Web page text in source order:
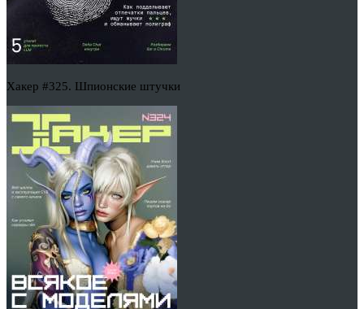
Хакер #325. Шпионские штучки